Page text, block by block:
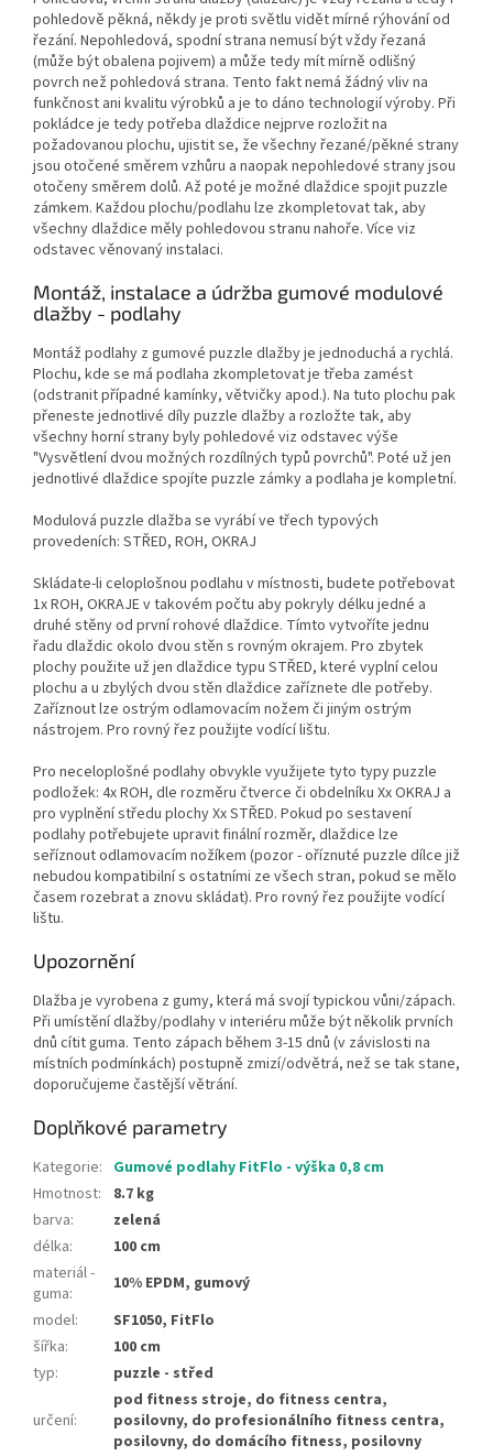
pohledově pěkná, někdy je proti světlu vidět mírné rýhování od
řezání. Nepohledová, spodní strana nemusí být vždy řezaná
(může být obalena pojivem) a může tedy mít mírně odlišný
povrch než pohledová strana. Tento fakt nemá žádný vliv na
funkčnost ani kvalitu výrobků a je to dáno technologií výroby. Při
pokládce je tedy potřeba dlaždice nejprve rozložit na
požadovanou plochu, ujistit se, že všechny řezané/pěkné strany
jsou otočené směrem vzhůru a naopak nepohledové strany jsou
otočeny směrem dolů. Až poté je možné dlaždice spojit puzzle
zámkem. Každou plochu/podlahu lze zkompletovat tak, aby
všechny dlaždice měly pohledovou stranu nahoře. Více viz
odstavec věnovaný instalaci.
Montáž, instalace a údržba gumové modulové
dlažby - podlahy
Montáž podlahy z gumové puzzle dlažby je jednoduchá a rychlá.
Plochu, kde se má podlaha zkompletovat je třeba zamést
(odstranit případné kamínky, větvičky apod.). Na tuto plochu pak
přeneste jednotlivé díly puzzle dlažby a rozložte tak, aby
všechny horní strany byly pohledové viz odstavec výše
"Vysvětlení dvou možných rozdílných typů povrchů". Poté už jen
jednotlivé dlaždice spojíte puzzle zámky a podlaha je kompletní.
Modulová puzzle dlažba se vyrábí ve třech typových
provedeních: STŘED, ROH, OKRAJ
Skládate-li celoplošnou podlahu v místnosti, budete potřebovat
1x ROH, OKRAJE v takovém počtu aby pokryly délku jedné a
druhé stěny od první rohové dlaždice. Tímto vytvoříte jednu
řadu dlaždic okolo dvou stěn s rovným okrajem. Pro zbytek
plochy použite už jen dlaždice typu STŘED, které vyplní celou
plochu a u zbylých dvou stěn dlaždice zaříznete dle potřeby.
Zaříznout lze ostrým odlamovacím nožem či jiným ostrým
nástrojem. Pro rovný řez použijte vodící lištu.
Pro neceloplošné podlahy obvykle využijete tyto typy puzzle
podložek: 4x ROH, dle rozměru čtverce či obdelníku Xx OKRAJ a
pro vyplnění středu plochy Xx STŘED. Pokud po sestavení
podlahy potřebujete upravit finální rozměr, dlaždice lze
seříznout odlamovacím nožíkem (pozor - oříznuté puzzle dílce již
nebudou kompatibilní s ostatními ze všech stran, pokud se mělo
časem rozebrat a znovu skládat). Pro rovný řez použijte vodící
lištu.
Upozornění
Dlažba je vyrobena z gumy, která má svojí typickou vůni/zápach.
Při umístění dlažby/podlahy v interiéru může být několik prvních
dnů cítit guma. Tento zápach během 3-15 dnů (v závislosti na
místních podmínkách) postupně zmizí/odvětrá, než se tak stane,
doporučujeme častější větrání.
Doplňkové parametry
Kategorie: Gumové podlahy FitFlo - výška 0,8 cm
Hmotnost:
8.7 kg
barva:
zelená
délka:
100 cm
materiál -
guma:
10% EPDM, gumový
model:
SF1050, FitFlo
šířka:
100 cm
typ: puzzle - střed
určení:
pod fitness stroje, do fitness centra,
posilovny, do profesionálního fitness centra,
posilovny, do domácího fitness, posilovny